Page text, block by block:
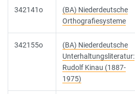
342141o
(BA) Niederdeutsche
Orthografiesysteme
342155o
(BA) Niederdeutsche
Unterhaltungsliteratur:
Rudolf Kinau (1887-
1975)